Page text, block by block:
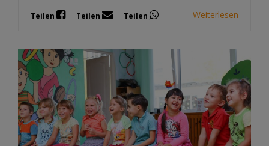
Teilen Teilen Teilen Weiterlesen